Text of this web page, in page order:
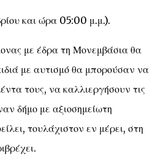
και ώρα 05:00 μ.μ.).
με έδρα τη Μονεμβάσια θα
με αυτισμό θα μπορούσαν να
τους, να καλλιεργήσουν τις
δήμο με αξιοσημείωτη
τουλάχιστον εν μέρει, στη